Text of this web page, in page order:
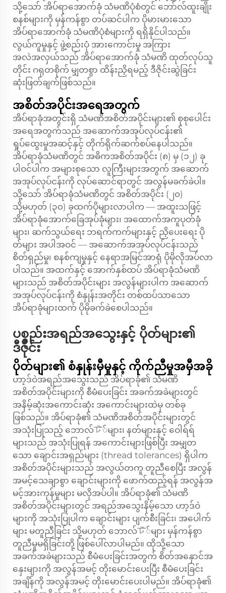
သို့သော် အိပ်ရာအောက်ခုံ သံမဏိပုံစံတွင် ဘော်လ်ထူးချိုး
စနစ်များကို မှန်ကန်စွာ တပ်ဆင်ပါက ပိုမားမားသော
အိပ်ရာအောက်ခုံ သံမဏိပုံစံများကို ရရှိနိုင်ပါသည်။
လွယ်ကူမှုနှင့် ဖွဲ့စည်းပုံ အားကောင်းမှု အကြား
အလဲအလှယ်သည် အိပ်ရာအောက်ခုံ သံမဏိ ထုတ်လုပ်သူ
တိုင်း ဂရုတစိုက် မျှတစွာ ထိန်းညှိရမည့် ဒီဇိုင်းဆွဲခြင်း
ဆုံးဖြတ်ချက်ဖြစ်သည်။
အစိတ်အပိုင်းအရေအတွက်
အိပ်ရာခုံအတွင်းရှိ သံမဏိအစိတ်အပိုင်းများ၏ စုစုပေါင်း
အရေအတွက်သည် အဆောက်အအုပ်လုပ်ငန်း၏
ရှုပ်ထွေးမှုအဆင့်နှင့် တိုက်ရိုက်ဆက်စပ်နေပါသည်။
အိပ်ရာခုံသံမဏိတွင် အဓိကအစိတ်အပိုင်း (၈) မှ (၁၂) ခု
ပါဝင်ပါက အများစုသော လူကြီးများအတွက် အဆောက်
အအုပ်လုပ်ငန်းကို လုပ်ဆောင်ရာတွင် အလွန်မခက်ခဲပါ။
သို့သော် အိပ်ရာခုံသံမဏိတွင် အစိတ်အပိုင်း (၂၀)
သို့မဟုတ် (၃၀) ခုထက်ပိုများလာပါက — အထူးသဖြင့်
အိပ်ရာခုံအောက်ခြေအုပ်ခုံများ၊ အထောက်အကူပုတ်ခုံ
များ၊ ဆက်သွယ်ရေး ဘရက်ကက်များနှင့် ညှိပေးရေး ပို
တ်များ အပါအဝင် — အဆောက်အအုပ်လုပ်ငန်းသည်
စိတ်ရှည်မှု၊ စနစ်ကျမှုနှင့် နေရာအမြင်အာရုံ ပိုမိုလိုအပ်လာ
ပါသည်။ အထက်နှင့် အောက်နှစ်ထပ် အိပ်ရာခုံသံမဏိ
များသည် အစိတ်အပိုင်းများ အလွန်များပါက အဆောက်
အအုပ်လုပ်ငန်းကို စံနှုန်းအတိုင်း တစ်ထပ်သာသော
အိပ်ရာခုံများထက် ပိုမိုခက်ခဲစေပါသည်။
ပစ္စည်းအရည်အသွေးနှင့် ပိုတ်များ၏
ဒီဇိုင်း
ပိုတ်များ၏ စံနှုန်းမှီမှုနှင့် ကိုက်ညီမှုအမှီအခို
ဟာ့ဒ်ဝဲအရည်အသွေးသည် အိပ်ရာခုံ၏ သံမဏိ
အစိတ်အပိုင်းများကို စီမံပေးခြင်း အခက်အခဲများတွင်
အနိမ့်ဆုံးအကောင်းဆုံး အကောင်းများထဲမှ တစ်ခု
ဖြစ်သည်။ အိပ်ရာခုံ၏ သံမဏိအစိတ်အပိုင်းများတွင်
အသုံးပြုသည့် ဘောလ်ট်များ၊ နတ်များနှင့် ဝေါရ်ရ်
များသည် အသုံးပြုရန် အကောင်းများဖြစ်ပြီး အမျှတ
သော ချောင်းအရှည်များ (thread tolerances) ရှိပါက
အစိတ်အပိုင်းများသည် အလွယ်တကူ တူညီစေပြီး အလွန်
အမင့်သေချာစွာ ချောင်းများကို ဖောက်ထည့်ရန် အလွန်အ
မင့်အားကုန်မှုများ မလိုအပ်ပါ။ အိပ်ရာခုံ၏ သံမဏိ
အစိတ်အပိုင်းများတွင် အရည်အသွေးနိမ့်သော ဟာ့ဒ်ဝဲ
များကို အသုံးပြုပါက ချောင်းများ ပျက်စီးခြင်း၊ အပေါက်
များ မတူညီခြင်း သို့မဟုတ် ဘောလ်ট်များ မှန်ကန်စွာ
တူညီမှုမရှိခြင်းတို့ ဖြစ်ပေါ်လာပါမည်။ ထိုသို့သော
အခက်အခဲများသည် စီမံပေးခြင်းအတွက် စိတ်အနှောင်အ
နှေးများကို အလွန်အမင့် တိုးမောင်းပေးပြီး စီမံပေးခြင်း
အချိန်ကို အလွန်အမင့် တိုးမောင်းပေးပါမည်။ အိပ်ရာခုံ၏